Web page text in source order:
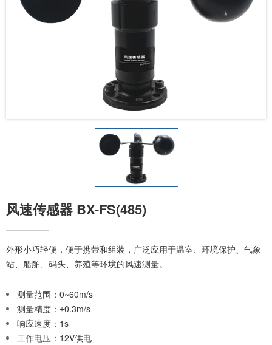
风速传感器 BX-FS(485)
外形小巧轻便，便于携带和组装，广泛应用于温室、环境保护、气象
站、船舶、码头、养殖等环境的风速测量。
测量范围：0~60m/s
测量精度：±0.3m/s
响应速度：1s
工作电压：12V供电